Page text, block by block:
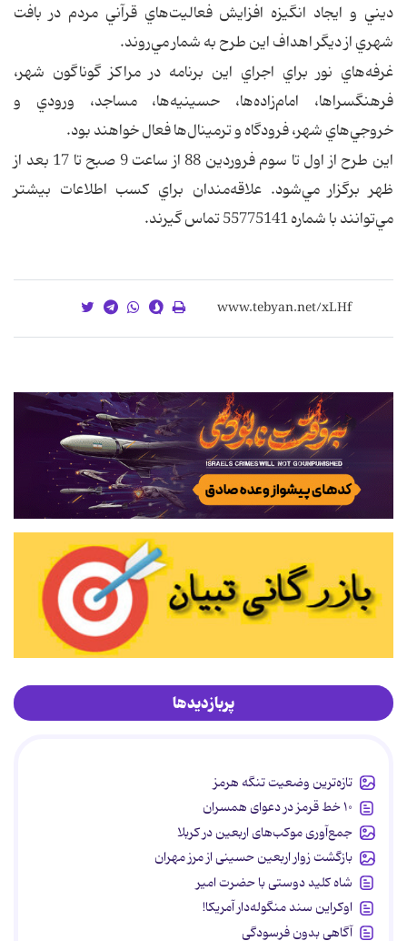
ديني و ايجاد انگيزه افزايش فعاليت‌هاي قرآني مردم در بافت
شهري از ديگر اهداف اين طرح به شمار مي‌روند.
غرفه‌هاي نور براي اجراي اين برنامه در مراكز گوناگون شهر،
فرهنگسراها، امام‌زاده‌ها، حسينيه‌ها، مساجد، ورودي و
خروجي‌هاي شهر، فرودگاه و ترمينال‌ها فعال خواهند بود.
اين طرح از اول تا سوم فروردين‌ 88 از ساعت 9 صبح تا 17 بعد از
ظهر برگزار مي‌شود. علاقه‌مندان براي كسب اطلاعات بيشتر
مي‌توانند با شماره 55775141 تماس گيرند.
پربازدیدها
تازه‌ترین وضعیت تنگه هرمز
۱۰ خط قرمز در دعوای همسران
جمع‌آوری موکب‌های اربعین در کربلا
بازگشت زوار اربعین حسینی از مرز مهران
شاه کلید دوستی با حضرت امیر
اوکراین سند منگوله‌دار آمریکا!
آگاهی بدون فرسودگی